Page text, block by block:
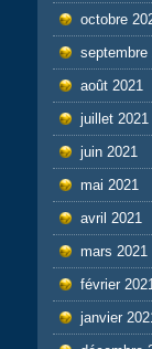
octobre
septembre
août 2021
juillet 2021
juin 2021
mai 2021
avril 2021
mars 2021
février
janvier